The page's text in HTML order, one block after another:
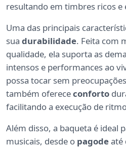
resultando em timbres ricos e
Uma das principais
sua durabilidade. Feita com
qualidade, ela suporta as
intensos e performances ao
possa tocar sem
também oferececonforto
facilitando a execução de
Além disso, a baqueta é ideal
musicais, desde o pagodeaté